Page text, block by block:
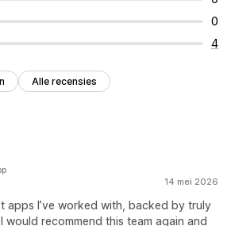
0
4
Alle recensies
14 mei 2026
apps I’ve worked with, backed by truly
recommend this team again and